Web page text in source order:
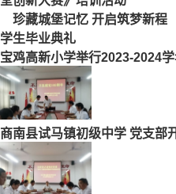
珍藏城堡记忆 开启筑梦新
学生毕业典礼
宝鸡高新小学举行2023-2024
商南县试马镇初级中学 党支部